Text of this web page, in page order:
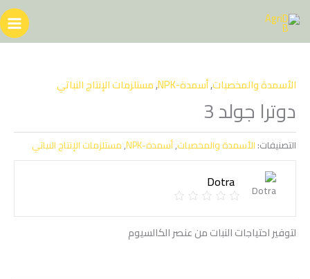
إلى
المحتوى
الأسمدة والمخصبات,أسمدة-NPK ,مستلزمات الإنتاج النباتي
دوترا جولد 3
التصنيفات: الأسمدة والمخصبات,أسمدة-NPK ,مستلزمات الإنتاج النباتي
Dotra
لتوفير احتياجات النبات من عنصر الكالسيوم